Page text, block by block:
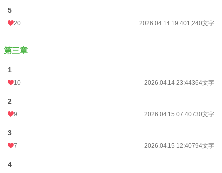
5
20 2026.04.14 19:401,240文字
第三章
1
10 2026.04.14 23:44364文字
2
9 2026.04.15 07:40730文字
3
7 2026.04.15 12:40794文字
4